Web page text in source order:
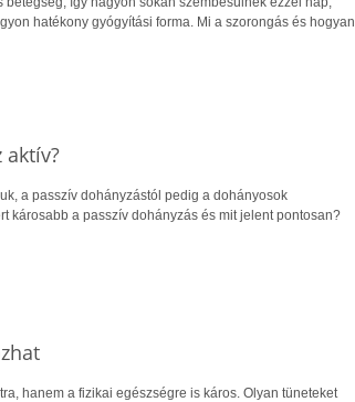
hatékony gyógyítási forma. Mi a szorongás és hogyan
aktív?
a passzív dohányzástól pedig a dohányosok
károsabb a passzív dohányzás és mit jelent pontosan?
hanem a fizikai egészségre is káros. Olyan tüneteket